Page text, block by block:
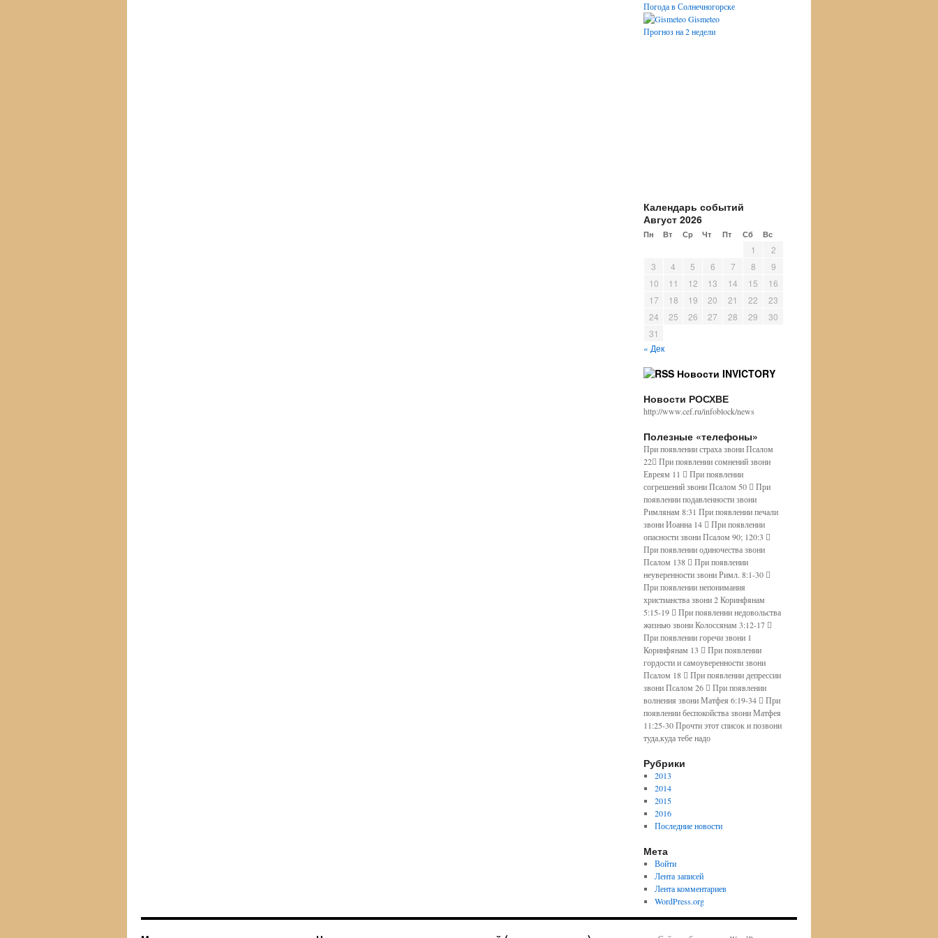
Погода в Солнечногорске
Gismeteo
Прогноз на 2 недели
Календарь событий
Август 2026
Пн Вт Ср Чт Пт Сб Вс
1
2
3
4 5 6 7 8
9
10
11 12 13 14 15
16
17
18 19 20 21 22
23
24
25 26 27 28 29
30
31
« Дек
Новости INVICTORY
Новости РОСХВЕ
http://www.cef.ru/infoblock/news
Полезные «телефоны»
При появлении страха звони Псалом
22 При появлении сомнений звони
Евреям 11  При появлении
согрешений звони Псалом 50  При
появлении подавленности звони
Римлянам 8:31 При появлении печали
звони Иоанна 14  При появлении
опасности звони Псалом 90; 120:3 
При появлении одиночества звони
Псалом 138  При появлении
неуверенности звони Римл. 8:1-30 
При появлении непонимания
христианства звони 2 Коринфянам
5:15-19  При появлении недовольства
жизнью звони Колоссянам 3:12-17 
При появлении горечи звони 1
Коринфянам 13  При появлении
гордости и самоуверенности звони
Псалом 18  При появлении депрессии
звони Псалом 26  При появлении
волнения звони Матфея 6:19-34  При
появлении беспокойства звони Матфея
11:25-30 Прочти этот список и позвони
туда,куда тебе надо
Рубрики
2013
2014
2015
2016
Последние новости
Мета
Войти
Лента записей
Лента комментариев
WordPress.org